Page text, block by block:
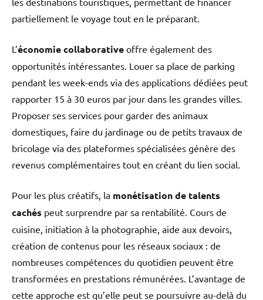
partiellement le voyage tout en le préparant.
L’économie collaborative offre également des
opportunités intéressantes. Louer sa place de parking
pendant les week-ends via des applications dédiées peut
rapporter 15 à 30 euros par jour dans les grandes villes.
Proposer ses services pour garder des animaux
domestiques, faire du jardinage ou de petits travaux de
bricolage via des plateformes spécialisées génère des
revenus complémentaires tout en créant du lien social.
Pour les plus créatifs, la monétisation de talents
cachés peut surprendre par sa rentabilité. Cours de
cuisine, initiation à la photographie, aide aux devoirs,
création de contenus pour les réseaux sociaux : de
nombreuses compétences du quotidien peuvent être
transformées en prestations rémunérées. L’avantage de
cette approche est qu’elle peut se poursuivre au-delà du